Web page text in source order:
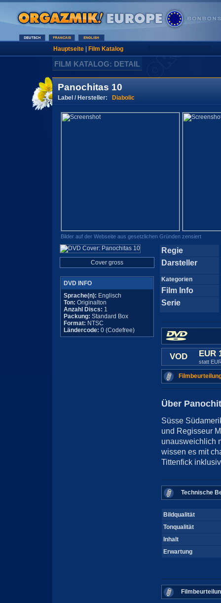
Hauptseite| Film Katalog
FILM KATALOG: DETAIL
Panochitas 10
Label / Hersteller: Diabolic
Bilder auf der Webseite aus gesetzlichen Gründen zensiert
Cover gross
DVD INFO
Sprache(n): Englisch
Ton: Originalton
Anzahl Discs: 1
Packung: Standard Box
Format: NTSC
Ländercode: 0 (Codefree)
Regie
Darsteller
Kategorien
Film Info
Serie
VOD EUR
statt
Über
Süsse
und Regisseur
unausweichlich
wissen es mit
Tittenfick
Technische
Bildqualität
Tonqualität
Inhalt
Erwartung